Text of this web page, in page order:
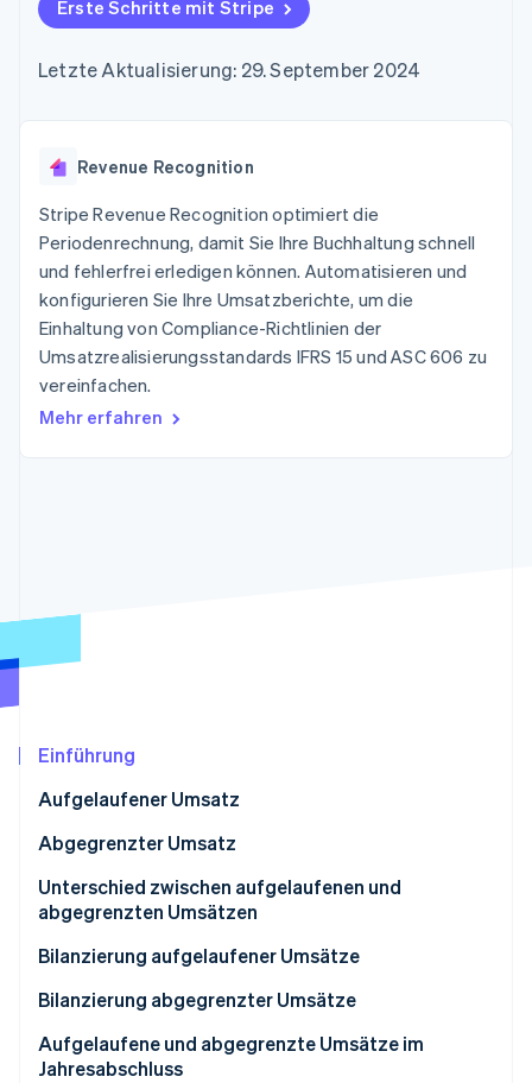
Zugriff auf mehr als
Terminal
Optimierung der
Autorisierungsraten
Link
Beschleunigter
Bezahlvorgang
Financial
Connections
Verbundene
Finanzdaten
Data Pipeline
Datensynchronisierung
Product roadmap
Stripe-Sessions 2026
Jetzt ansehen
Geldmanagement
SaaS
Nach Branche
KI-Unternehmen
Creator Economy
Gaming
Bewirtung, Reisen und
Freizeit
Versicherungen
Medien und
Unterhaltung
Fachdienstleistungen
Einzelhandel
Marktplatz auf
Abonnementverwaltung
nutzungsbasierte
Stablecoin-gestützte
geht´s
Bereitstellung und
Verwaltung von
Diensten mit Agenten
Ressourcen
App-Integrationen
Entwickler-Blog
Produkt-Roadmap
Karriere
Stripe Press
Kontakt
Sales-Team
kontaktieren
Partner werden
Erste Schritte mit Stripe
Letzte Aktualisierung: 29. September 2024
Revenue Recognition
Stripe Revenue Recognition optimiert die
Periodenrechnung, damit Sie Ihre Buchhaltung schnell
und fehlerfrei erledigen können. Automatisieren und
konfigurieren Sie Ihre Umsatzberichte, um die
Einhaltung von Compliance-Richtlinien der
Umsatzrealisierungsstandards IFRS 15 und ASC 606 zu
vereinfachen.
Mehr erfahren
Einführung
Aufgelaufener Umsatz
Abgegrenzter Umsatz
Unterschied zwischen aufgelaufenen und
abgegrenzten Umsätzen
Aufgelaufener Umsatz
Abgegrenzter Umsatz
Bilanzierung aufgelaufener Umsätze
Bilanzierung abgegrenzter Umsätze
Aufgelaufene und abgegrenzte Umsätze im
Jahresabschluss